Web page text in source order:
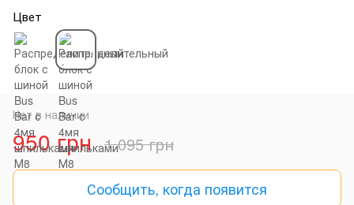
Цвет
Нет в наличии
950 грн 1 095 грн
Сообщить, когда появится